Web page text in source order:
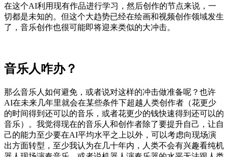
在这个AI利用现有作品进行学习，然后创作的节点来说，一
切都是未知的。但这个大趋势已经在绘画和视频创作领域发生
了，音乐创作也很可能即将迎来类似的大冲击。
音乐人咋办？
那么音乐人如何避免，或者说对这样的冲击做准备呢？也许
AI在未来几年里就会在某些条件下超越人类创作者（花更少
的时间得到还可以的音乐，或者花更少的钱快速得到还可以的
音乐）。我觉得现在的音乐人和创作者除了要提升自己，让自
己的能力至少要在AI平均水平之上以外，可以考虑向现场演
出方面转型，至少我认为在几十年内，人类不会有兴趣看纯机